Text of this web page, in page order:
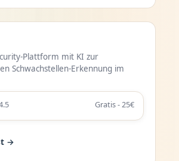
Plattform mit KI zur
Schwachstellen-Erkennung im
Gratis - 25€
→